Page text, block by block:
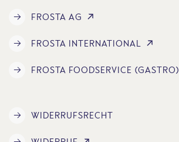
FROSTA AG
FROSTA INTERNATIONAL
FROSTA FOODSERVICE (GASTRO)
WIDERRUFSRECHT